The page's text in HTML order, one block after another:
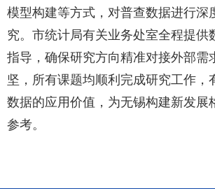
模型构建等方式，对普查数据进行深
究。市统计局有关业务处室全程提供
指导，确保研究方向精准对接外部需
坚，所有课题均顺利完成研究工作，
数据的应用价值，为无锡构建新发展
参考。